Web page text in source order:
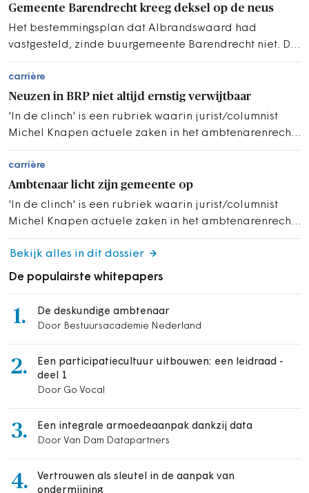
Gemeente Barendrecht kreeg deksel op de neus
Het bestemmingsplan dat Albrandswaard had
vastgesteld, zinde buurgemeente Barendrecht niet. Die
carrière
Neuzen in BRP niet altijd ernstig verwijtbaar
'In de clinch' is een rubriek waarin jurist/columnist
Michel Knapen actuele zaken in het ambtenarenrecht
carrière
Ambtenaar licht zijn gemeente op
'In de clinch' is een rubriek waarin jurist/columnist
Michel Knapen actuele zaken in het ambtenarenrecht
Bekijk alles in dit dossier
De populairste whitepapers
1.
De deskundige ambtenaar
Door Bestuursacademie Nederland
2.
Een participatiecultuur uitbouwen: een leidraad -
deel 1
Door Go Vocal
3.
Een integrale armoedeaanpak dankzij data
Door Van Dam Datapartners
4.
Vertrouwen als sleutel in de aanpak van
ondermijning